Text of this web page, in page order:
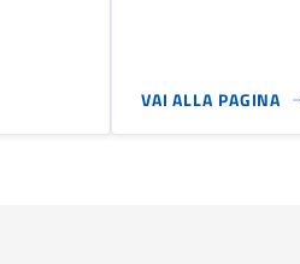
VAI ALLA PAGINA